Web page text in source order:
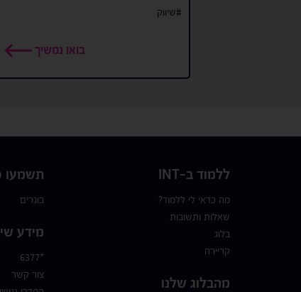
#שיווק
בואו נמשיך
ללמוד ב-INT
מה כדאי לי ללמוד?
שאלות ותשובות
בלוג
קריירה
מהבלוג שלנו
תשמעו
בוגרים
מידע
*6377
צור קשר